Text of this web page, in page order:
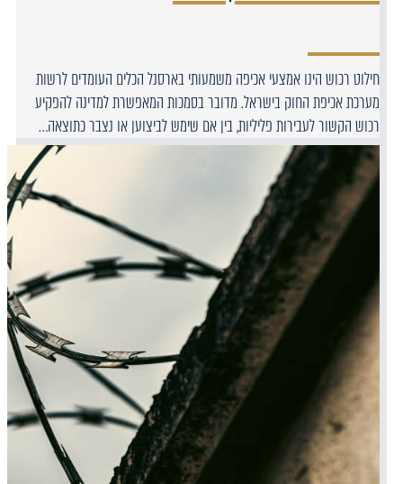
חילוט רכוש הינו אמצעי אכיפה משמעותי בארסנל הכלים העומדים לרשות
מערכת אכיפת החוק בישראל. מדובר בסמכות המאפשרת למדינה להפקיע
רכוש הקשור לעבירות פליליות, בין אם שימש לביצוען או נצבר כתוצאה…